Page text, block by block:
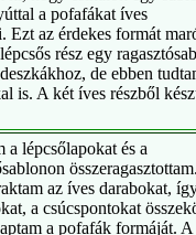
a pofafákat íves
az érdekes formát
rész egy
de ebben
is. A két íves részből
a lépcsőlapokat és a
az íves darabokat,
a csúcspontokat
a pofafák formáját.